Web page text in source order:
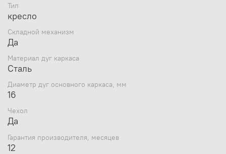
Тип
кресло
Складной механизм
Да
Материал дуг каркаса
Сталь
Диаметр дуг основного каркаса, мм
16
Чехол
Да
Гарантия производителя, месяцев
12